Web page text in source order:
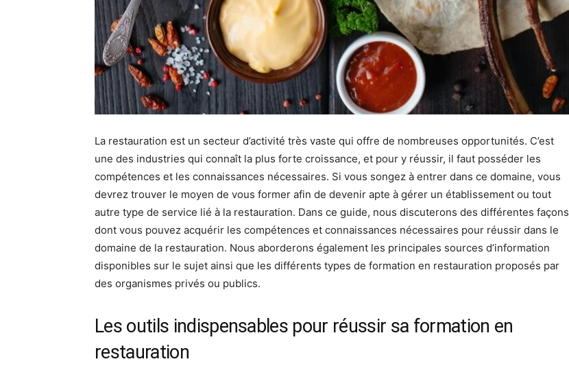
La restauration est un secteur d’activité très vaste qui offre de nombreuses opportunités. C’est
une des industries qui connaît la plus forte croissance, et pour y réussir, il faut posséder les
compétences et les connaissances nécessaires. Si vous songez à entrer dans ce domaine, vous
devrez trouver le moyen de vous former afin de devenir apte à gérer un établissement ou tout
autre type de service lié à la restauration. Dans ce guide, nous discuterons des différentes façons
dont vous pouvez acquérir les compétences et connaissances nécessaires pour réussir dans le
domaine de la restauration. Nous aborderons également les principales sources d’information
disponibles sur le sujet ainsi que les différents types de formation en restauration proposés par
des organismes privés ou publics.
Les outils indispensables pour réussir sa formation en
restauration